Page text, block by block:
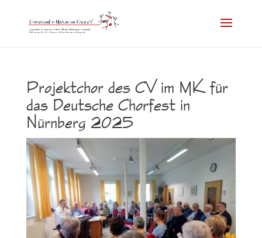
Projektchor des CV im MK für
das Deutsche Chorfest in
Nürnberg 2025